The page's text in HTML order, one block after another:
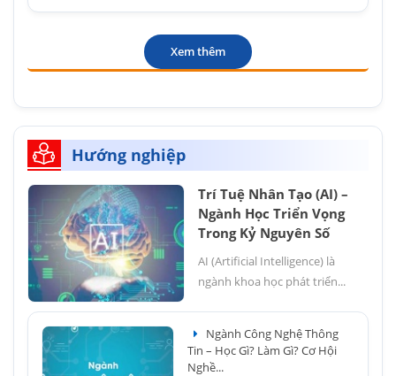
Xem thêm
Hướng nghiệp
Trí Tuệ Nhân Tạo (AI) –
Ngành Học Triển Vọng
Trong Kỷ Nguyên Số
AI (Artificial Intelligence) là
ngành khoa học phát triển...
Ngành Công Nghệ Thông
Tin – Học Gì? Làm Gì? Cơ Hội
Nghề...